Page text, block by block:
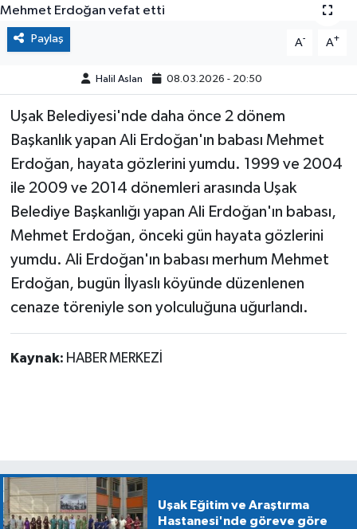
Paylaş A- A+
Halil Aslan 08.03.2026 - 20:50
Uşak Belediyesi'nde daha önce 2 dönem
Başkanlık yapan Ali Erdoğan'ın babası Mehmet
Erdoğan, hayata gözlerini yumdu. 1999 ve 2004
ile 2009 ve 2014 dönemleri arasında Uşak
Belediye Başkanlığı yapan Ali Erdoğan'ın babası,
Mehmet Erdoğan, önceki gün hayata gözlerini
yumdu. Ali Erdoğan'ın babası merhum Mehmet
Erdoğan, bugün İlyaslı köyünde düzenlenen
cenaze töreniyle son yolculuğuna uğurlandı.
Kaynak: HABER MERKEZİ
Uşak Eğitim ve Araştırma
Hastanesi'nde göreve göre